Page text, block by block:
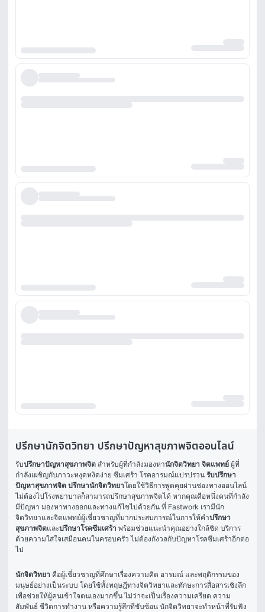
ปรึกษานักจิตวิทยา ปรึกษาปัญหาสุขภาพจิตออนไลน์
รับปรึกษาปัญหาสุขภาพจิต สำหรับผู้ที่กำลังมองหานักจิตวิทยา จิตแพทย์ ผู้ที่
กำลังเผชิญกับภาวะหงุดหงิดง่าย ซึมเศร้า โรคอารมณ์แปรปรวน รับปรึกษา
ปัญหาสุขภาพจิต ปรึกษานักจิตวิทยาโดยใช้วิธีการพูดคุยผ่านช่องทางออนไลน์
ไม่ต้องไปโรงพยาบาลก็สามารถปรึกษาสุขภาพจิตได้ หากคุณคือหนึ่งคนที่กำลัง
มีปัญหา มองหาทางออกและทางแก้ไขไปด้วยกัน ที่ Fastwork เรามีนัก
จิตวิทยาและจิตแพทย์ผู้เชี่ยวชาญที่มากประสบการณ์ในการให้คำปรึกษา
สุขภาพจิตและปรึกษาโรคซึมเศร้า พร้อมช่วยแนะนำคุณอย่างใกล้ชิด บริการ
ด้วยความใส่ใจเสมือนคนในครอบครัว ไม่ต้องกังวลกับปัญหาโรคซึมเศร้าอีกต่อ
ไป
นักจิตวิทยา คือผู้เชี่ยวชาญที่ศึกษาเรื่องความคิด อารมณ์ และพฤติกรรมของ
มนุษย์อย่างเป็นระบบ โดยใช้ทั้งทฤษฎีทางจิตวิทยาและทักษะการสื่อสารเชิงลึก
เพื่อช่วยให้ผู้คนเข้าใจตนเองมากขึ้น ไม่ว่าจะเป็นเรื่องความเครียด ความ
สัมพันธ์ ชีวิตการทำงาน หรือความรู้สึกที่ซับซ้อน นักจิตวิทยาจะทำหน้าที่รับฟัง